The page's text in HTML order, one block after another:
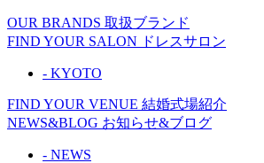
OUR BRANDS 取扱ブランド
FIND YOUR SALON ドレスサロン
- KYOTO
FIND YOUR VENUE 結婚式場紹介
NEWS&BLOG お知らせ&ブログ
- NEWS